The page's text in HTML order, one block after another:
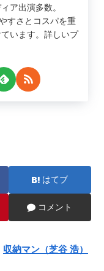
ア出演多数。
すさとコスパを重
います。詳しいプ
はてブ
コメント
収納マン（芝谷 浩）